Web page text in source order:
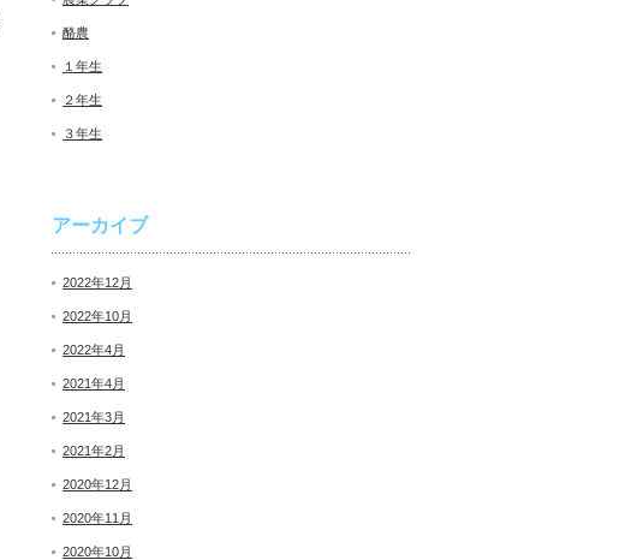
酪農
１年生
２年生
３年生
アーカイブ
2022年12月
2022年10月
2022年4月
2021年4月
2021年3月
2021年2月
2020年12月
2020年11月
2020年10月